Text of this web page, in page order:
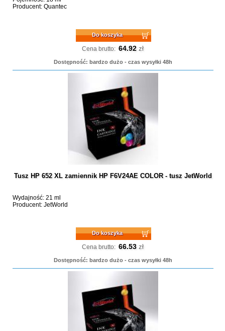
Producent: Quantec
Do koszyka
Cena brutto: 64.92 zł
Dostępność: bardzo dużo - czas wysyłki 48h
Tusz HP 652 XL zamiennik HP F6V24AE COLOR - tusz JetWorld
Wydajność: 21 ml
Producent: JetWorld
Do koszyka
Cena brutto: 66.53 zł
Dostępność: bardzo dużo - czas wysyłki 48h